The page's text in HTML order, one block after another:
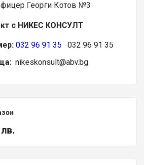
Георги Котов №3
с НИКЕС КОНСУЛТ
032 96 91 35 032 96 91 35
nikeskonsult@abv.bg